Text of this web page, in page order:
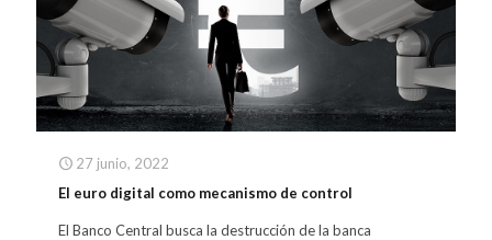
27 junio, 2022
El euro digital como mecanismo de control
El Banco Central busca la destrucción de la banca